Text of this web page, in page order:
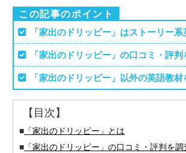
この記事のポイント
「家出のドリッピー」はストーリー
「家出のドリッピー」の口コミ・評判
「家出のドリッピー」以外の英語教材
【目次】
■「家出のドリッピー」とは
■「家出のドリッピー」の口コミ・評判を調